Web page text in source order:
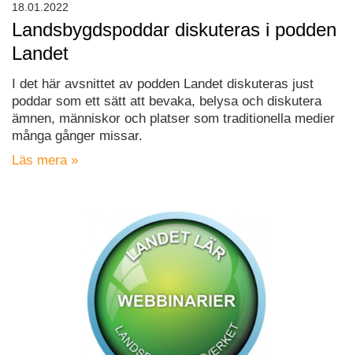
Landsbygdspoddar diskuteras i podden
Landet
I det här avsnittet av podden Landet diskuteras just
poddar som ett sätt att bevaka, belysa och diskutera
ämnen, människor och platser som traditionella medier
många gånger missar.
Läs mera »
18.01.2022